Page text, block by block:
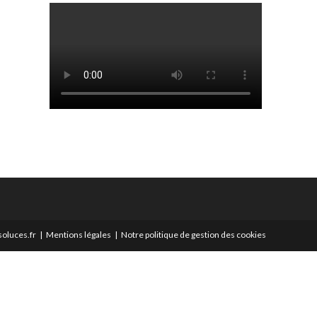
Mentions légales Notre politique de gestion des cookies